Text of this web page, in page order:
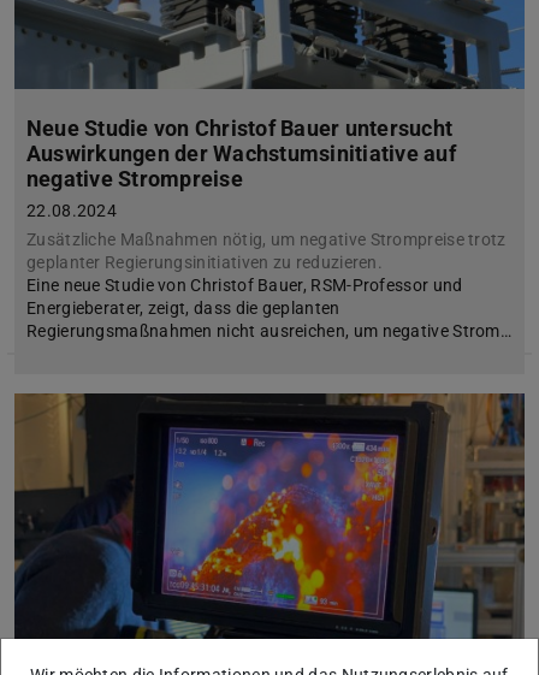
Neue Studie von Christof Bauer untersucht
Auswirkungen der Wachstumsinitiative auf
negative Strompreise
22.08.2024
Zusätzliche Maßnahmen nötig, um negative Strompreise trotz
geplanter Regierungsinitiativen zu reduzieren.
Eine neue Studie von Christof Bauer, RSM-Professor und
Energieberater, zeigt, dass die geplanten
Regierungsmaßnahmen nicht ausreichen, um negative Strom…